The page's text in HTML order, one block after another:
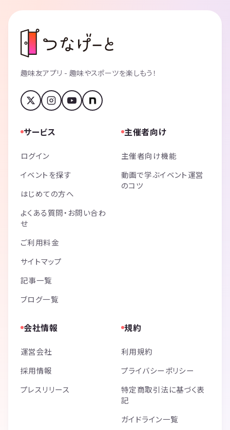
趣味友アプリ - 趣味やスポーツを楽しもう！
サービス
ログイン
イベントを探す
はじめての方へ
よくある質問・お問い合わ
せ
ご利用料金
サイトマップ
記事一覧
ブログ一覧
主催者向け
主催者向け機能
動画で学ぶイベント運営
のコツ
会社情報
運営会社
採用情報
プレスリリース
規約
利用規約
プライバシーポリシー
特定商取引法に基づく表
記
ガイドライン一覧